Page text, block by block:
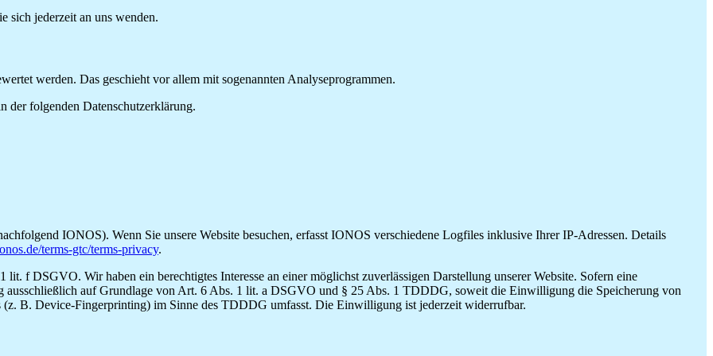
sich jederzeit an uns wenden.
werden. Das geschieht vor allem mit sogenannten Analyseprogrammen.
der folgenden Datenschutzerklärung.
IONOS). Wenn Sie unsere Website besuchen, erfasst IONOS verschiedene Logfiles inklusive Ihrer IP-Adressen. Details
terms-gtc/terms-privacy.
f DSGVO. Wir haben ein berechtigtes Interesse an einer möglichst zuverlässigen Darstellung unserer Website. Sofern eine
ausschließlich auf Grundlage von Art. 6 Abs. 1 lit. a DSGVO und § 25 Abs. 1 TDDDG, soweit die Einwilligung die Speicherung von
B. Device-Fingerprinting) im Sinne des TDDDG umfasst. Die Einwilligung ist jederzeit widerrufbar.